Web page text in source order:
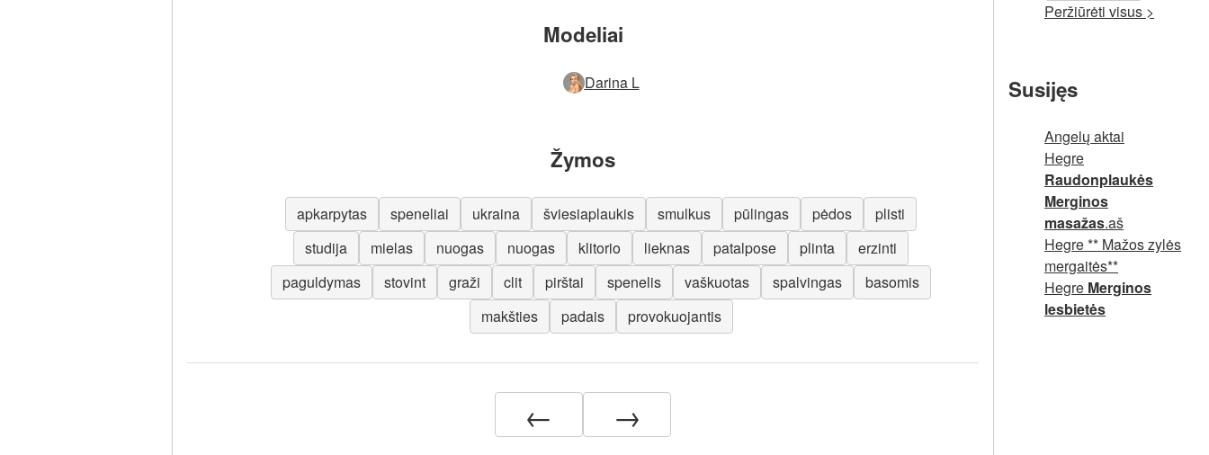
Modeliai
Darina L
Žymos
apkarpytas speneliai ukraina šviesiaplaukis smulkus pūlingas pėdos
plisti
studija
mielas nuogas nuogas klitorio lieknas patalpose plinta
erzinti
paguldymas
stovint graži clit pirštai spenelis vaškuotas spalvingas
basomis
makšties
padais provokuojantis
← →
Peržiūrėti visus >
Susijęs
Angelų aktai
Hegre
Raudonplaukės
Merginos
masažas.aš
Hegre ** Mažos zylės
mergaitės**
Hegre Merginos
lesbietės